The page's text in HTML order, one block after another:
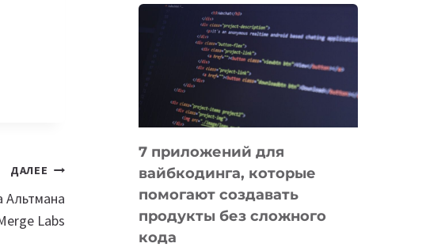
ДАЛЕЕ
Альтмана
Labs
О
ВЕНЧУРНОМ
ФИНАНСИРОВАНИИ
7 приложений для
вайбкодинга, которые
помогают создавать
продукты без сложного
кода